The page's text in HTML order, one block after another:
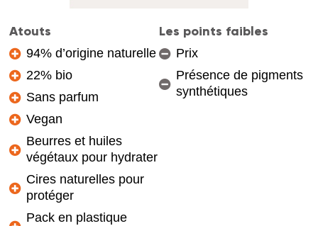
Atouts
94% d’origine naturelle
22% bio
Sans parfum
Vegan
Beurres et huiles
végétaux pour hydrater
Cires naturelles pour
protéger
Pack en plastique
Les points faibles
Prix
Présence de pigments
synthétiques